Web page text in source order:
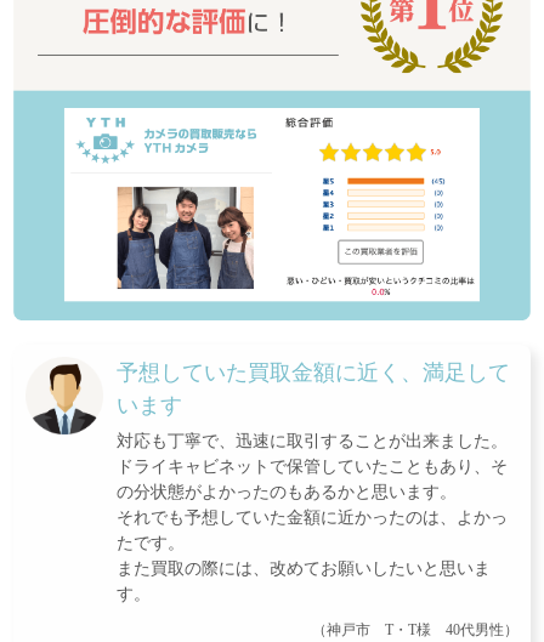
予想していた買取金額に近く、満足して
います
対応も丁寧で、迅速に取引することが出来ました。
ドライキャビネットで保管していたこともあり、そ
の分状態がよかったのもあるかと思います。
それでも予想していた金額に近かったのは、よかっ
たです。
また買取の際には、改めてお願いしたいと思いま
す。
（神戸市 T・T様 40代男性）